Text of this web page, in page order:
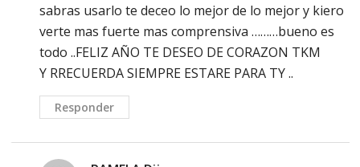
sabras usarlo te deceo lo mejor de lo mejor y kiero
verte mas fuerte mas comprensiva ………bueno es
todo ..FELIZ AÑO TE DESEO DE CORAZON TKM
Y RRECUERDA SIEMPRE ESTARE PARA TY ..
Responder